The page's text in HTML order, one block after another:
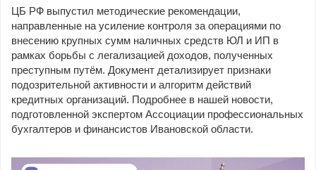
ЦБ РФ выпустил методические рекомендации,
направленные на усиление контроля за операциями по
внесению крупных сумм наличных средств ЮЛ и ИП в
рамках борьбы с легализацией доходов, полученных
преступным путём. Документ детализирует признаки
подозрительной активности и алгоритм действий
кредитных организаций. Подробнее в нашей новости,
подготовленной экспертом Ассоциации профессиональных
бухгалтеров и финансистов Ивановской области.